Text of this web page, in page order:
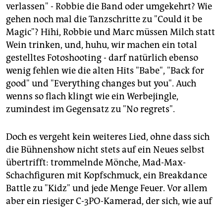
verlassen" - Robbie die Band oder umgekehrt? Wie
gehen noch mal die Tanzschritte zu "Could it be
Magic"? Hihi, Robbie und Marc müssen Milch statt
Wein trinken, und, huhu, wir machen ein total
gestelltes Fotoshooting - darf natürlich ebenso
wenig fehlen wie die alten Hits "Babe", "Back for
good" und "Everything changes but you". Auch
wenns so flach klingt wie ein Werbejingle,
zumindest im Gegensatz zu "No regrets".
Doch es vergeht kein weiteres Lied, ohne dass sich
die Bühnenshow nicht stets auf ein Neues selbst
übertrifft: trommelnde Mönche, Mad-Max-
Schachfiguren mit Kopfschmuck, ein Breakdance
Battle zu "Kidz" und jede Menge Feuer. Vor allem
aber ein riesiger C-3PO-Kamerad, der sich, wie auf